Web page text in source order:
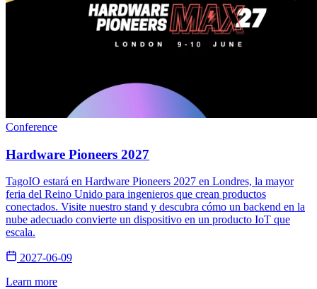
Conference
Hardware Pioneers 2027
TagoIO estará en Hardware Pioneers 2027 en Londres, la mayor
feria del Reino Unido para ingenieros que crean productos
conectados. Visite nuestro stand y descubra cómo un backend en la
nube adecuado convierte un dispositivo en un producto IoT que
escala.
2027-06-09
Learn more